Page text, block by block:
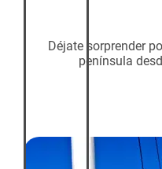
Déjate sorprender
península